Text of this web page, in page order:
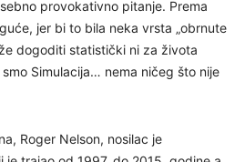
provokativno pitanje. Prema
jer bi to bila neka vrsta „obrnute
dogoditi statistički ni za života
Simulacija… nema ničeg što nije
Roger Nelson, nosilac je